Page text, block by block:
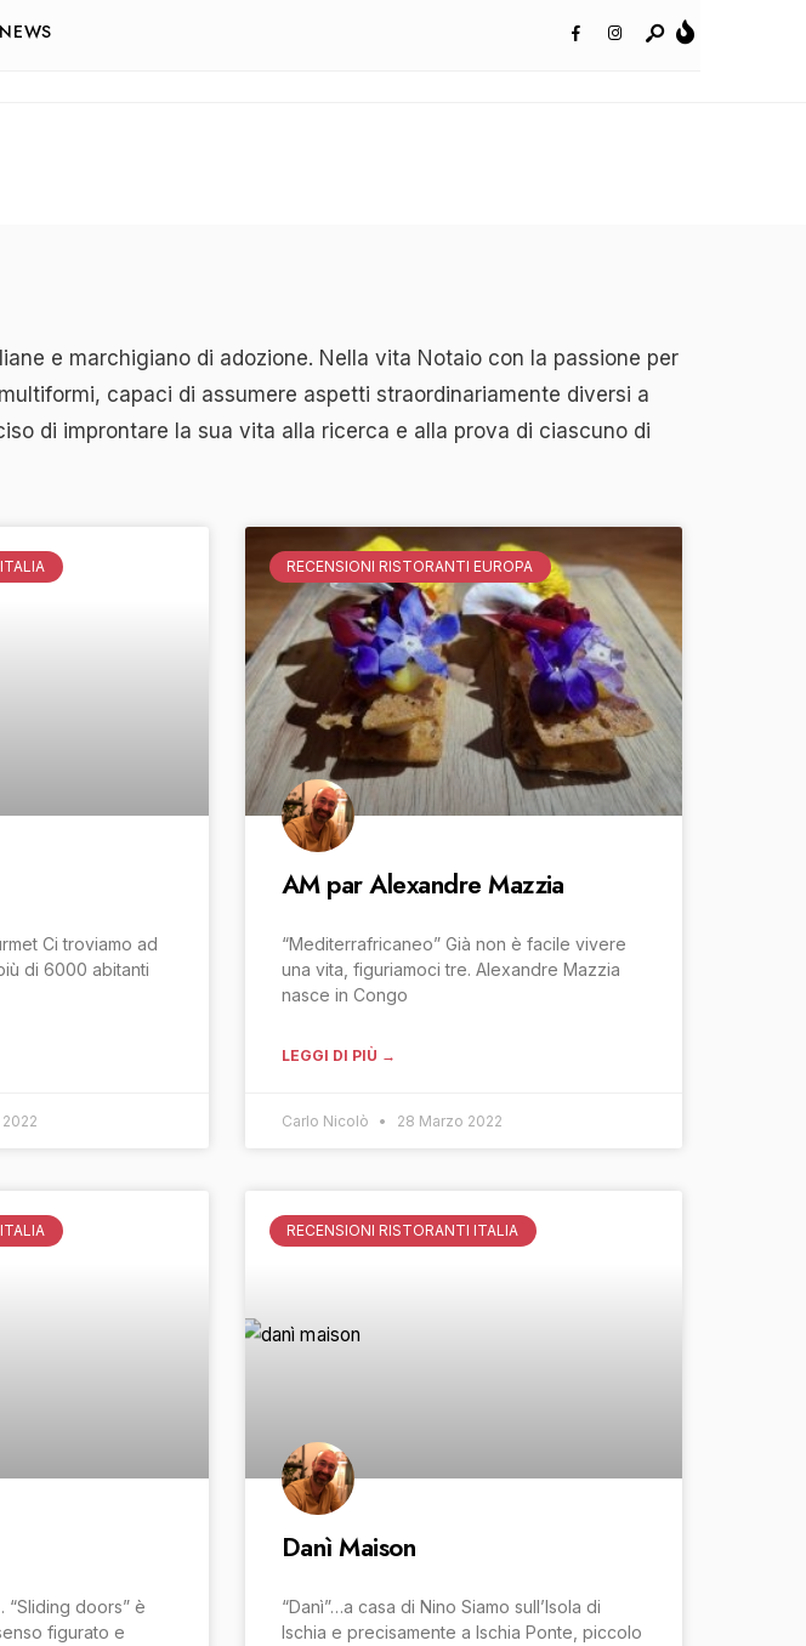
NEWS
e marchigiano di adozione. Nella vita Notaio con la passione per
capaci di assumere aspetti straordinariamente diversi a
di improntare la sua vita alla ricerca e alla prova di ciascuno di
Ci troviamo ad
di 6000 abitanti
RECENSIONI RISTORANTI EUROPA
AM par Alexandre Mazzia
“Mediterrafricaneo” Già non è facile vivere
una vita, figuriamoci tre. Alexandre Mazzia
nasce in Congo
LEGGI DI PIÙ →
Carlo Nicolò 28 Marzo 2022
doors” è
figurato e
RECENSIONI RISTORANTI ITALIA
Danì Maison
“Danì”…a casa di Nino Siamo sull’Isola di
Ischia e precisamente a Ischia Ponte, piccolo